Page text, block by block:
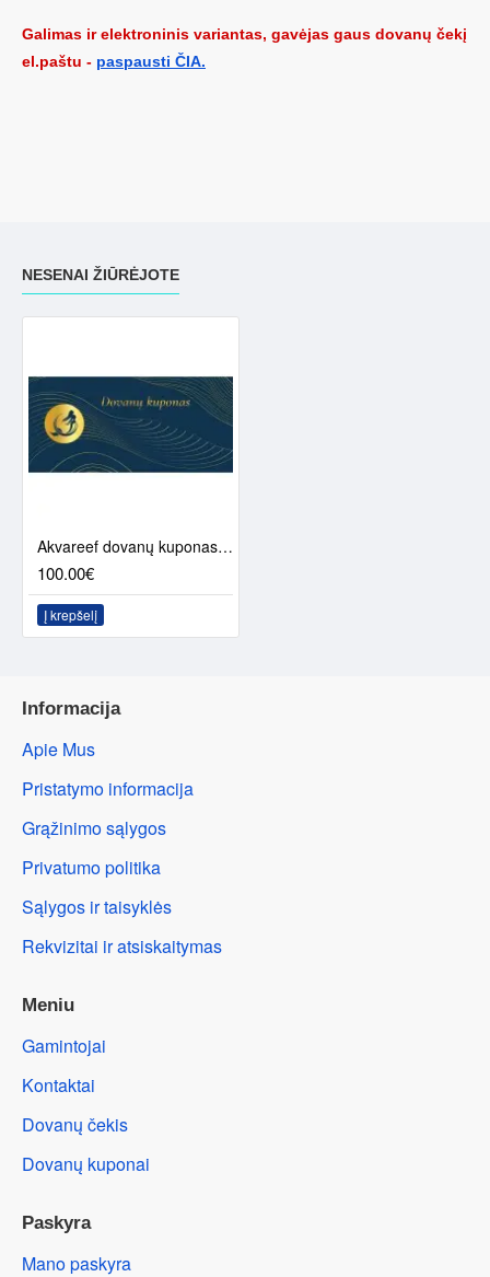
Galimas ir elektroninis variantas, gavėjas gaus dovanų čekį
el.paštu - paspausti ČIA.
NESENAI ŽIŪRĖJOTE
Akvareef dovanų kuponas (100€)
100.00€
Į krepšelį
Informacija
Apie Mus
Pristatymo informacija
Grąžinimo sąlygos
Privatumo politika
Sąlygos ir taisyklės
Rekvizitai ir atsiskaitymas
Meniu
Gamintojai
Kontaktai
Dovanų čekis
Dovanų kuponai
Paskyra
Mano paskyra